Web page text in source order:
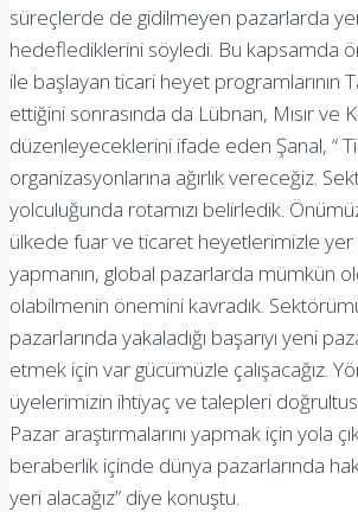
süreçlerde de gidilmeyen pazarlarda
hedeflediklerini söyledi. Bu kapsamda
ile başlayan ticari heyet programlarının
ettiğini sonrasında da Lübnan, Mısır ve
düzenleyeceklerini ifade eden Şanal, “
organizasyonlarına ağırlık vereceğiz.
yolculuğunda rotamızı belirledik.
ülkede fuar ve ticaret heyetlerimizle yer
yapmanın, global pazarlarda mümkün
olabilmenin önemini kavradık.
pazarlarında yakaladığı başarıyı yeni
etmek için var gücümüzle çalışacağız.
üyelerimizin ihtiyaç ve talepleri
Pazar araştırmalarını yapmak için yola
beraberlik içinde dünya pazarlarında
yeri alacağız” diye konuştu.